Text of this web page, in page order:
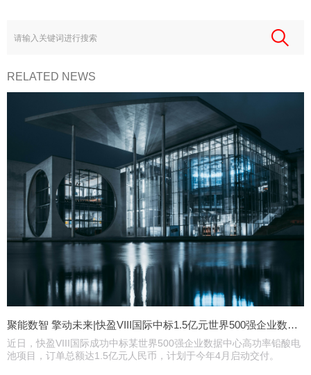
RELATED NEWS
聚能数智 擎动未来|快盈VIII国际中标1.5亿元世界500强企业数据中心项目
近日，快盈VIII国际成功中标某世界500强企业数据中心高功率铅酸电
池项目，订单总额达1.5亿元人民币，计划于今年4月启动交付。